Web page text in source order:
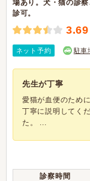
場あり。犬・猫の診
診可。
3.69
ネット予約 駐車
先生が丁寧
愛猫が血便のため
丁寧に説明してく
た。 ...
診察時間